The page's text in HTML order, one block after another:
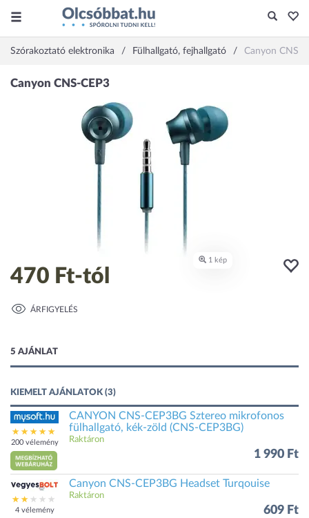
Szórakoztató elektronika Fülhallgató, fejhallgató Canyon CNS-
470 Ft-tól
ÁRFIGYELÉS
5 AJÁNLAT
KIEMELT AJÁNLATOK (3)
200 vélemény
CANYON CNS-CEP3BG Sztereo mikrofonos
fülhallgató, kék-zöld (CNS-CEP3BG)
Raktáron
1 990 Ft
4 vélemény
Canyon CNS-CEP3BG Headset Turqouise
Raktáron
609 Ft